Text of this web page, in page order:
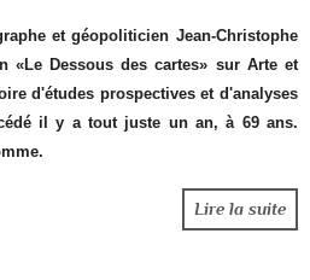
et géopoliticien Jean-Christophe
«Le Dessous des cartes» sur Arte et
d'études prospectives et d'analyses
il y a tout juste un an, à 69 ans.
Lire la suite